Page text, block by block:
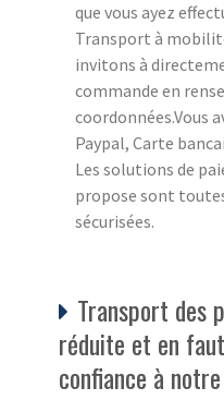
que vous ayez
Transport à
invitons à
commande en
coordonnées.Vous
Paypal, Carte
Les solutions de
propose sont
sécurisées.
Transport des
réduite et en
confiance à